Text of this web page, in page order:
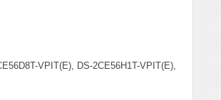
VPIT(E), DS-2CE56H1T-VPIT(E),